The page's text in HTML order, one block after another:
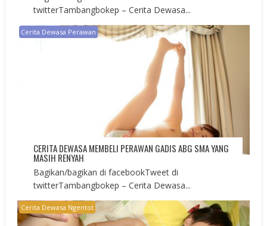
twitterTambangbokep – Cerita Dewasa...
Cerita Dewasa Perawan
CERITA DEWASA MEMBELI PERAWAN GADIS ABG SMA YANG
MASIH RENYAH
Bagikan/bagikan di facebookTweet di
twitterTambangbokep – Cerita Dewasa...
Cerita Dewasa Ngentot